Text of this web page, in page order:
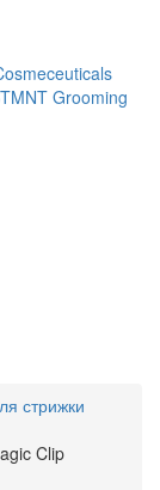
Grooming
стрижки
Clip